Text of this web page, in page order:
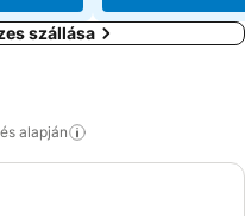
szállása
alapján